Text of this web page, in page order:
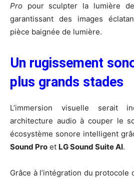
Pro pour sculpter la lumière
garantissant des images
pièce baignée de lumière.
Un rugissement
plus grands stades
L’immersion visuelle serait
architecture audio à couper le
écosystème sonore intelligent
Sound Pro et LG Sound Suite AI.
Grâce à l’intégration du protocole